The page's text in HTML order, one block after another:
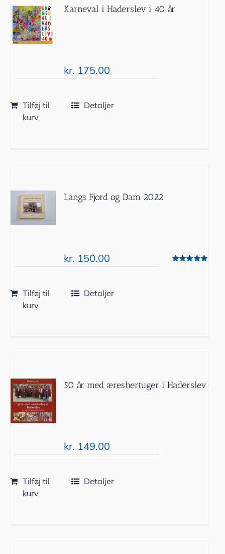
Karneval i Haderslev i 40 år
kr. 175.00
Tilføj til
kurv
Detaljer
Langs Fjord og Dam 2022
kr. 150.00
Tilføj til
kurv
Detaljer
50 år med æreshertuger i Haderslev
kr. 149.00
Tilføj til
kurv
Detaljer